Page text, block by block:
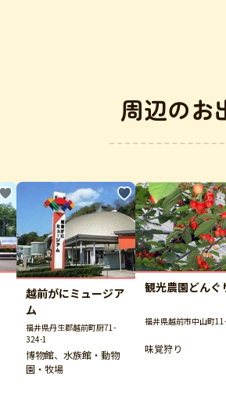
周辺のお
越前がにミュージア
ム
福井県丹生郡越前町厨71-
324-1
博物館、水族館・動物
園・牧場
観光農園どんぐ
福井県越前市中山町
味覚狩り